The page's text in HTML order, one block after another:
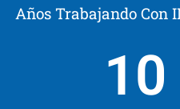
Años Trabajando Con
10